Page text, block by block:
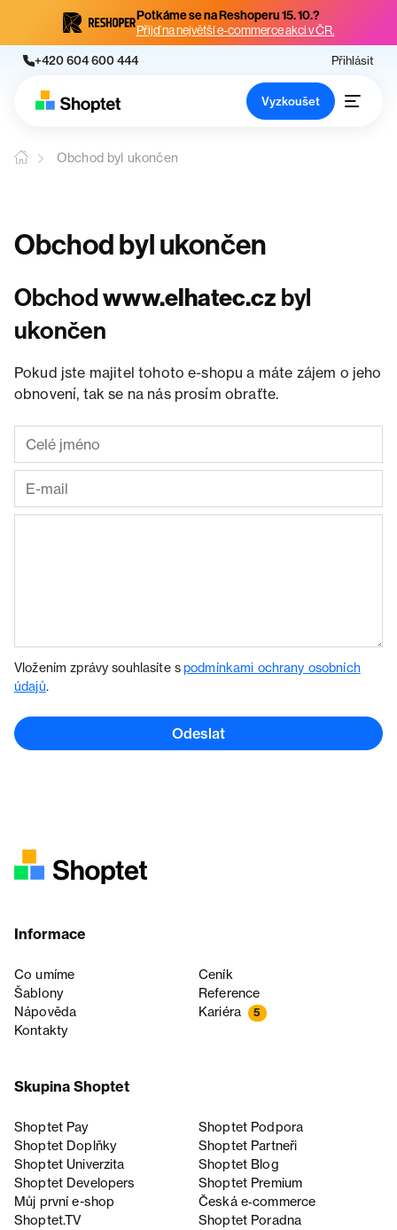
Potkáme se na Reshoperu 15. 10.?
Přijď na největší e-commerce akci v ČR.
+420 604 600 444 Přihlásit
Vyzkoušet
Obchod byl ukončen
Obchod byl ukončen
Obchodwww.elhatec.cz byl
ukončen
Pokud jste majitel tohoto e-shopu a máte zájem o jeho
obnovení, tak se na nás prosím obraťte.
Vložením zprávy souhlasíte spodmínkami ochrany osobních
údajů.
Odeslat
Informace
Co umíme
Ceník
Šablony
Reference
Nápověda
Kariéra 5
Kontakty
Skupina Shoptet
Shoptet Pay
Shoptet Podpora
Shoptet Doplňky
Shoptet Partneři
Shoptet Univerzita
Shoptet Blog
Shoptet Developers
Shoptet Premium
Můj první e-shop
Česká e‑commerce
Shoptet.TV
Shoptet Poradna